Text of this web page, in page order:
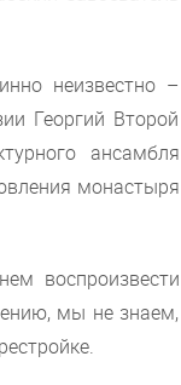
неизвестно –
Георгий Второй
ансамбля
монастыря
воспроизвести
мы не знаем,